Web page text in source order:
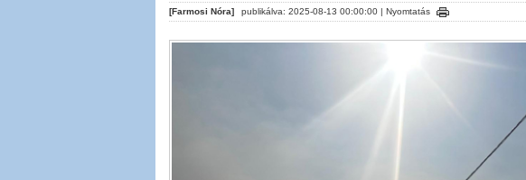
[Farmosi Nóra] publikálva: 2025-08-13 00:00:00 | Nyomtatás